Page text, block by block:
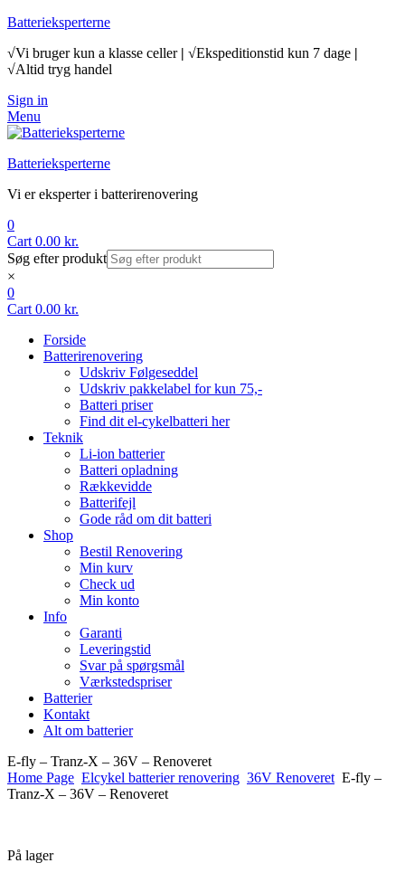
Batterieksperterne
√Vi bruger kun a klasse celler | √Ekspeditionstid kun 7 dage |
√Altid tryg handel
Sign in
Menu
Batterieksperterne
Vi er eksperter i batterirenovering
0
Cart 0.00 kr.
Søg efter produkt
×
0
Cart 0.00 kr.
Forside
Batterirenovering
Udskriv Følgeseddel
Udskriv pakkelabel for kun 75,-
Batteri priser
Find dit el-cykelbatteri her
Teknik
Li-ion batterier
Batteri opladning
Rækkevidde
Batterifejl
Gode råd om dit batteri
Shop
Bestil Renovering
Min kurv
Check ud
Min konto
Info
Garanti
Leveringstid
Svar på spørgsmål
Værkstedspriser
Batterier
Kontakt
Alt om batterier
E-fly – Tranz-X – 36V – Renoveret
Home Page Elcykel batterier renovering 36V Renoveret E-fly –
Tranz-X – 36V – Renoveret
På lager